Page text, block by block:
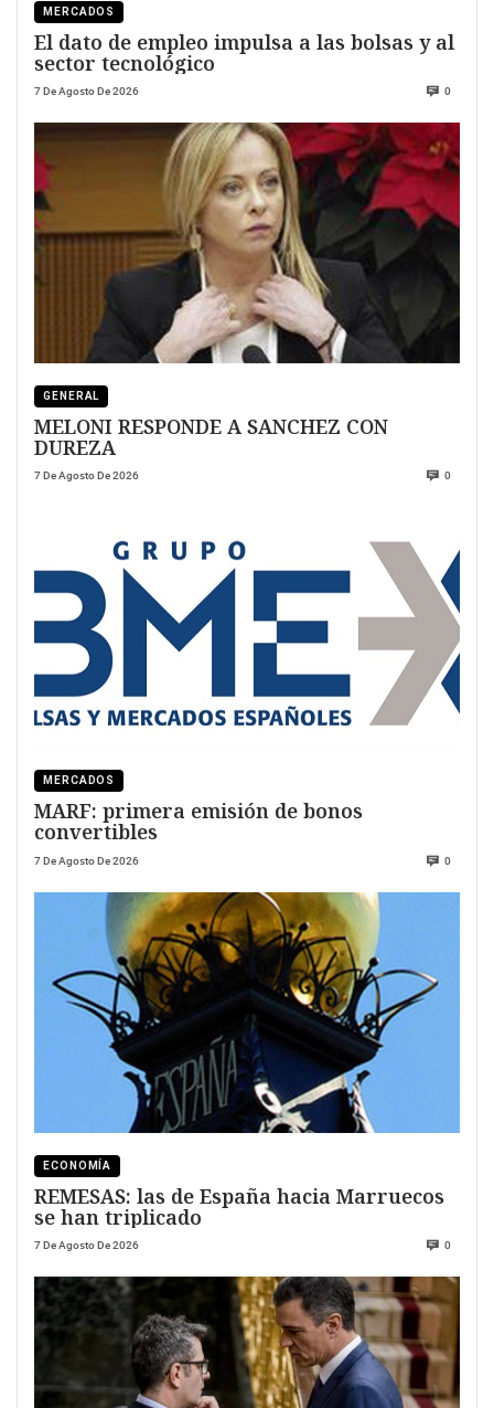
MERCADOS
El dato de empleo impulsa a las bolsas y al
sector tecnológico
7 De Agosto De 2026 0
GENERAL
MELONI RESPONDE A SANCHEZ CON
DUREZA
7 De Agosto De 2026 0
MERCADOS
MARF: primera emisión de bonos
convertibles
7 De Agosto De 2026 0
ECONOMÍA
REMESAS: las de España hacia Marruecos
se han triplicado
7 De Agosto De 2026 0